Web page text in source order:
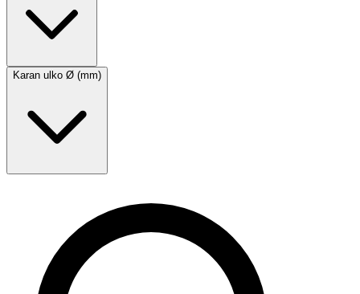
Karan ulko Ø (mm)